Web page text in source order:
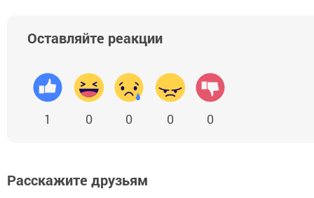
Оставляйте реакции
1 0 0 0 0
Расскажите друзьям